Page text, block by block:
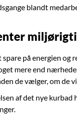
blandt
på energien og
mere end
de vælger, om de
af det nye